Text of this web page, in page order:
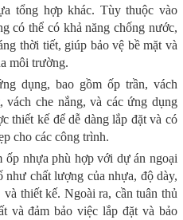
tổng hợp khác. Tùy thuộc vào
có thể có khả năng chống nước,
thời tiết, giúp bảo vệ bề mặt và
môi trường.
dụng, bao gồm ốp trần, vách
vách che nắng, và các ứng dụng
thiết kế để dễ dàng lắp đặt và có
cho các công trình.
nhựa phù hợp với dự án ngoại
như chất lượng của nhựa, độ dày,
thiết kế. Ngoài ra, cần tuân thủ
và đảm bảo việc lắp đặt và bảo